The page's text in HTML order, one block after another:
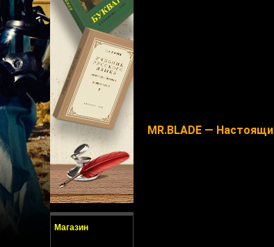
Магазин
MR.BLADE —